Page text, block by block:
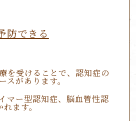
防できる
を受けることで、認知症の
スがあります。
マー型認知症、脳血管性認
ます。